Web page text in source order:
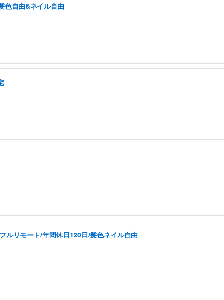
色自由&ネイル自由
ルリモート/年間休日120日/髪色ネイル自由